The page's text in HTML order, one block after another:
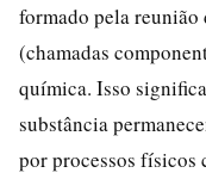
formado pela reunião
(chamadas
química. Isso
substância
por processos físicos